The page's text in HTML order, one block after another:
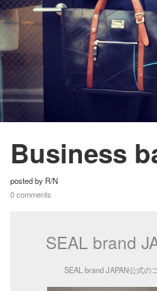
NEW
TAGS
このコミュニティについて
お問い合わせ
REVOLVER
Business
posted by R/N
0 comments
SEAL brand
SEAL brand JAPAN公式の